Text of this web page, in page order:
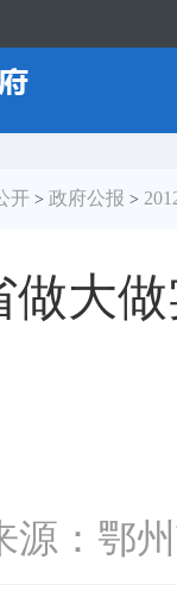
开 > 政府公报 >
做大
源：鄂